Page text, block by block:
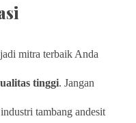
mitra terbaik Anda
tinggi. Jangan
tambang andesit